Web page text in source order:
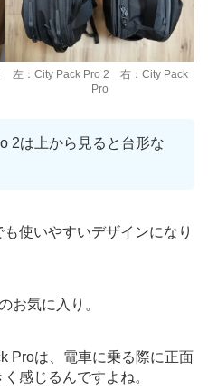
左：City Pack Pro 2 右：City Pack
Pro
2は上から見ると台形な
使いやすいデザインになり
お気に入り。
Proは、電車に乗る際に正面
感じるんですよね。